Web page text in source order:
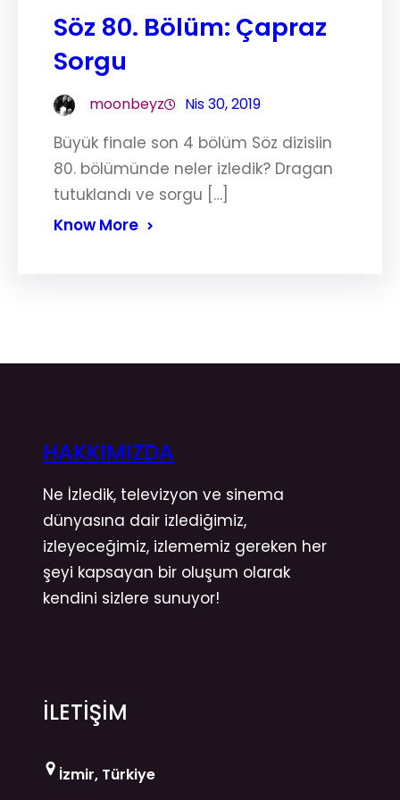
Söz 80. Bölüm: Çapraz
Sorgu
moonbeyz Nis 30, 2019
Büyük finale son 4 bölüm Söz dizisiin
80. bölümünde neler izledik? Dragan
tutuklandı ve sorgu […]
Know More
HAKKIMIZDA
Ne İzledik, televizyon ve sinema
dünyasına dair izlediğimiz,
izleyeceğimiz, izlememiz gereken her
şeyi kapsayan bir oluşum olarak
kendini sizlere sunuyor!
İLETİŞİM
İzmir, Türkiye